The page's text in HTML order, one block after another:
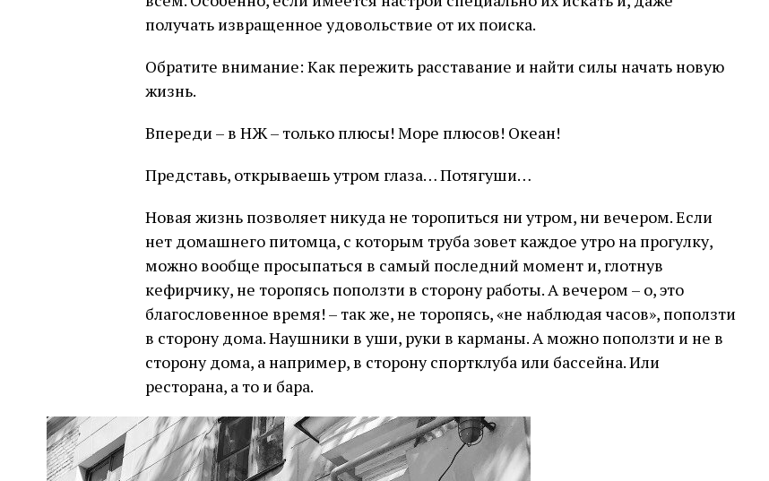
получать извращенное удовольствие от их поиска.
Обратите внимание: Как пережить расставание и найти силы начать новую
жизнь.
Впереди – в НЖ – только плюсы! Море плюсов! Океан!
Представь, открываешь утром глаза… Потягуши…
Новая жизнь позволяет никуда не торопиться ни утром, ни вечером. Если
нет домашнего питомца, с которым труба зовет каждое утро на прогулку,
можно вообще просыпаться в самый последний момент и, глотнув
кефирчику, не торопясь поползти в сторону работы. А вечером – о, это
благословенное время! – так же, не торопясь, «не наблюдая часов», поползти
в сторону дома. Наушники в уши, руки в карманы. А можно поползти и не в
сторону дома, а например, в сторону спортклуба или бассейна. Или
ресторана, а то и бара.